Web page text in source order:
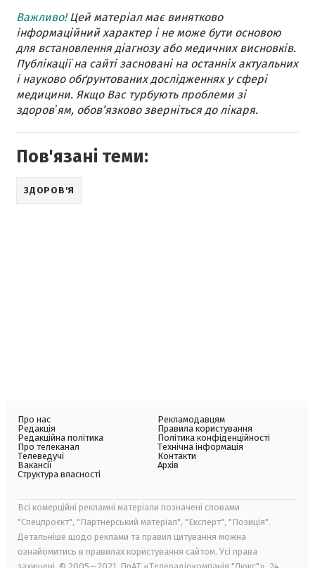
Важливо!Цей матеріал має винятково
інформаційний характер і не може бути основою
для встановлення діагнозу або медичних висновків.
Публікації на сайті засновані на останніх актуальних
і науково обґрунтованих дослідженнях у сфері
медицини. Якщо Вас турбують проблеми зі
здоровʼям, обов’язково зверніться до лікаря.
Пов'язані теми:
ЗДОРОВ'Я
Про нас
Редакція
Редакційна політика
Про телеканал
Телеведучі
Вакансії
Структура власності
Рекламодавцям
Правила користування
Політика конфіденційності
Технічна інформація
Контакти
Архів
Всі комерційні рекламні матеріали позначені словами
"Спецпроєкт", "Партнерський матеріал", "Експерт", "Позиція".
Детальніше щодо реклами та правил цитування можна
ознайомитись в правилах користування сайтом. Усі права